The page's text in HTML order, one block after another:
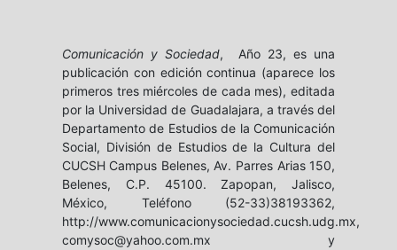
Comunicación y Sociedad, Año 23, es una
publicación con edición continua (aparece los
primeros tres miércoles de cada mes), editada
por la Universidad de Guadalajara, a través del
Departamento de Estudios de la Comunicación
Social, División de Estudios de la Cultura del
CUCSH Campus Belenes, Av. Parres Arias 150,
Belenes, C.P. 45100. Zapopan, Jalisco,
México, Teléfono (52-33)38193362,
http://www.comunicacionysociedad.cucsh.udg.mx,
comysoc@yahoo.com.mx y